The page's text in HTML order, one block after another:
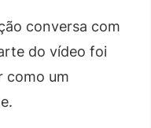
conversa com
do vídeo foi
como um